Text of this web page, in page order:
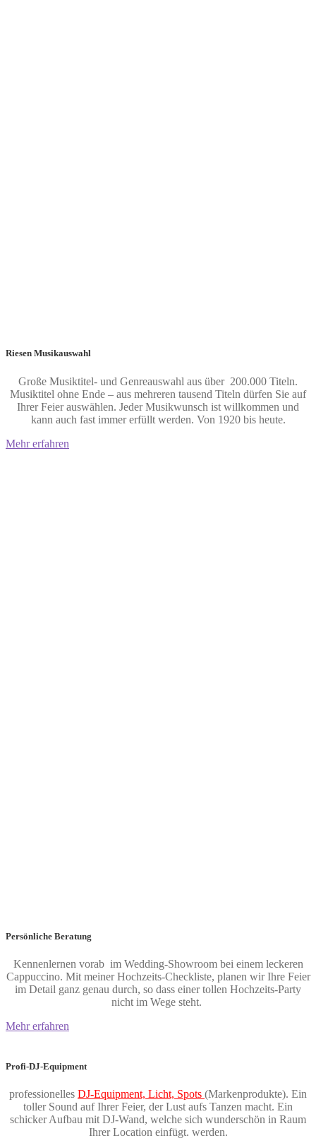
Riesen Musikauswahl
Große Musiktitel- und Genreauswahl aus über 200.000 Titeln.
Musiktitel ohne Ende – aus mehreren tausend Titeln dürfen Sie auf
Ihrer Feier auswählen. Jeder Musikwunsch ist willkommen und
kann auch fast immer erfüllt werden. Von 1920 bis heute.
Mehr erfahren
Persönliche Beratung
Kennenlernen vorab im Wedding-Showroom bei einem leckeren
Cappuccino. Mit meiner Hochzeits-Checkliste, planen wir Ihre Feier
im Detail ganz genau durch, so dass einer tollen Hochzeits-Party
nicht im Wege steht.
Mehr erfahren
Profi-DJ-Equipment
professionelles DJ-Equipment, Licht, Spots (Markenprodukte). Ein
toller Sound auf Ihrer Feier, der Lust aufs Tanzen macht. Ein
schicker Aufbau mit DJ-Wand, welche sich wunderschön in Raum
Ihrer Location einfügt. werden.